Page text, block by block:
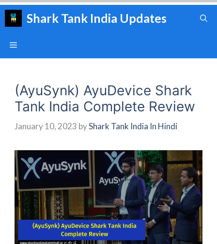
Skip
Shark Tank India Updates
Menu
(AyuSynk) AyuDevice Shark
Tank India Complete Review
January 10, 2023 byShark Tank India In Hindi